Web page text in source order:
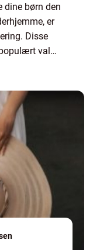
dine børn den
er
Disse
valg